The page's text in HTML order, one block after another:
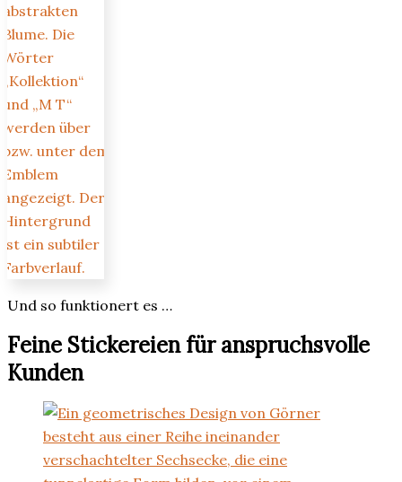
Und so funktionert es …
Feine Stickereien für anspruchsvolle
Kunden